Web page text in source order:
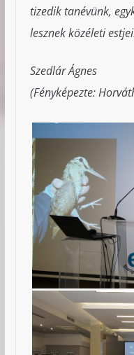
tizedik tanévünk,
lesznek közéleti
Szedlár Ágnes
(Fényképezte: